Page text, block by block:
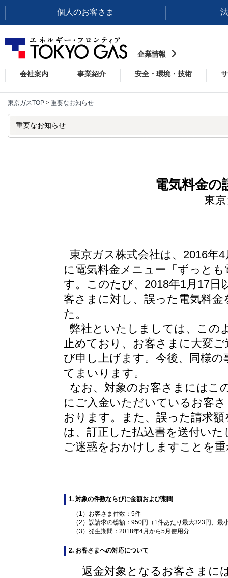
個人のお客さま
企業情報
会社案内 事業紹介 安全・環境・技術
東京ガスTOP > 重要なお知らせ
重要なお知らせ
電気料金の
東
東京ガス株式会社は、2016年
に電気料金メニュー「ずっと
す。このたび、2018年1月17
客さまに対し、誤った電気料
た。
弊社といたしましては、この
止めており、お客さまに大変
び申し上げます。今後、同様
てまいります。
なお、対象のお客さまにはこ
にご入金いただいているお客
おります。また、誤った請求
は、訂正した払込書を送付い
ご迷惑をおかけしますことを
1. 対象の件数ならびに金額および期間
（1） お客さま件数：5件
（2） 誤請求の総額：950円（1件あたり最大323円、最
（3） 発生期間：2018年4月から5月使用分
2. お客さまへの対応について
返金対象となるお客さまに